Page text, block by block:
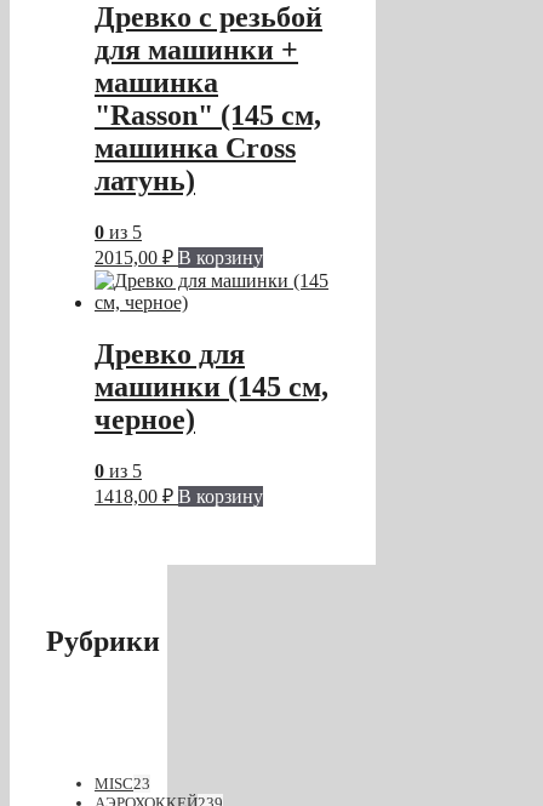
Древко с резьбой
для машинки +
машинка
"Rasson" (145 см,
машинка Cross
латунь)
0 из 5
2015,00 ₽ В корзину
Древко для
машинки (145 см,
черное)
0 из 5
1418,00 ₽ В корзину
Рубрики
MISC23